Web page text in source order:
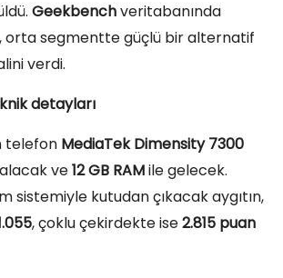
Geekbenchveritabanında
orta segmentte güçlü bir alternatif
verdi.
detayları
telefon MediaTek Dimensity 7300
ve12 GB RAMile gelecek.
sistemiyle kutudan çıkacak aygıtın,
, çoklu çekirdekte ise2.815 puan